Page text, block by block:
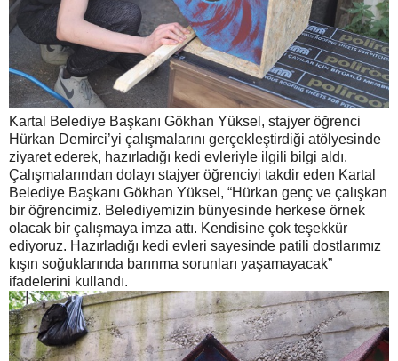
Kartal Belediye Başkanı Gökhan Yüksel, stajyer öğrenci
Hürkan Demirci’yi çalışmalarını gerçekleştirdiği atölyesinde
ziyaret ederek, hazırladığı kedi evleriyle ilgili bilgi aldı.
Çalışmalarından dolayı stajyer öğrenciyi takdir eden Kartal
Belediye Başkanı Gökhan Yüksel, “Hürkan genç ve çalışkan
bir öğrencimiz. Belediyemizin bünyesinde herkese örnek
olacak bir çalışmaya imza attı. Kendisine çok teşekkür
ediyoruz. Hazırladığı kedi evleri sayesinde patili dostlarımız
kışın soğuklarında barınma sorunları yaşamayacak”
ifadelerini kullandı.